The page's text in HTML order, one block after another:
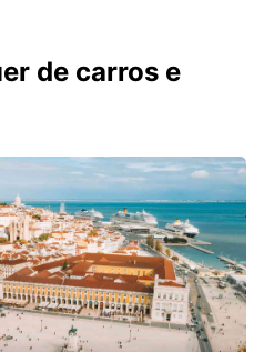
de carros e